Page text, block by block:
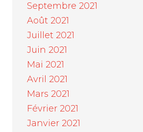
Septembre 2021
Août 2021
Juillet 2021
Juin 2021
Mai 2021
Avril 2021
Mars 2021
Février 2021
Janvier 2021